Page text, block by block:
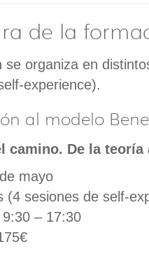
de la
se organiza en
experience).
al modelo
camino. De la teoría
mayo
(4 sesiones de self-
– 17:30